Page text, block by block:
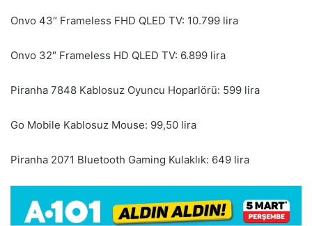
Onvo 43″ Frameless FHD QLED TV: 10.799 lira
Onvo 32″ Frameless HD QLED TV: 6.899 lira
Piranha 7848 Kablosuz Oyuncu Hoparlörü: 599 lira
Go Mobile Kablosuz Mouse: 99,50 lira
Piranha 2071 Bluetooth Gaming Kulaklık: 649 lira